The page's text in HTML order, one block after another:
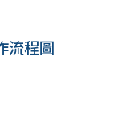
流程圖